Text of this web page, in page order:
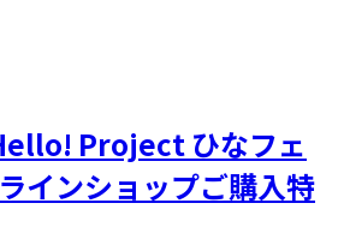
Project ひなフェ
インショップご購入特